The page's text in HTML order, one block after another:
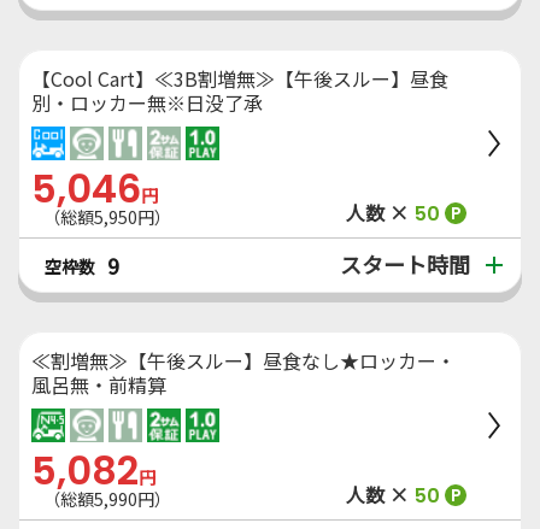
【Cool Cart】≪3B割増無≫【午後スルー】昼食
別・ロッカー無※日没了承
5,046円
（総額5,950円）
人数 × 50 P
空枠数 9 スタート時間
≪割増無≫【午後スルー】昼食なし★ロッカー・
風呂無・前精算
5,082円
（総額5,990円）
人数 × 50 P